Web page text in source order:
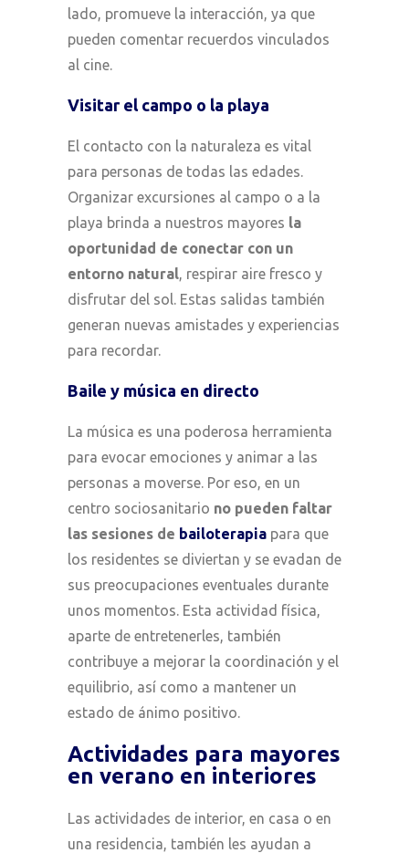
lado, promueve la interacción, ya que
pueden comentar recuerdos vinculados
al cine.
Visitar el campo o la playa
El contacto con la naturaleza es vital
para personas de todas las edades.
Organizar excursiones al campo o a la
playa brinda a nuestros mayores la
oportunidad de conectar con un
entorno natural, respirar aire fresco y
disfrutar del sol. Estas salidas también
generan nuevas amistades y experiencias
para recordar.
Baile y música en directo
La música es una poderosa herramienta
para evocar emociones y animar a las
personas a moverse. Por eso, en un
centro sociosanitario no pueden faltar
las sesiones de bailoterapia para que
los residentes se diviertan y se evadan de
sus preocupaciones eventuales durante
unos momentos. Esta actividad física,
aparte de entretenerles, también
contribuye a mejorar la coordinación y el
equilibrio, así como a mantener un
estado de ánimo positivo.
Actividades para mayores
en verano en interiores
Las actividades de interior, en casa o en
una residencia, también les ayudan a